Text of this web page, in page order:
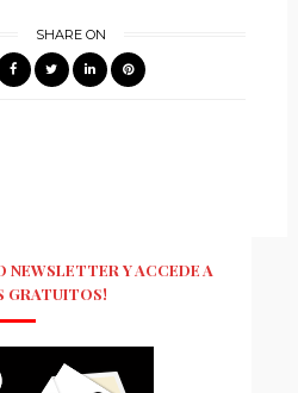
SHARE ON
NEWSLETTER Y ACCEDE A
GRATUITOS!